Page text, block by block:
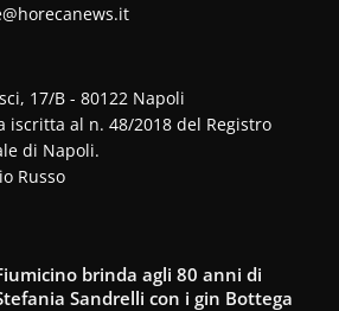
17/B - 80122 Napoli
iscritta al n. 48/2018 del Registro
di Napoli.
Russo
brinda agli 80 anni di
Sandrelli con i gin Bottega